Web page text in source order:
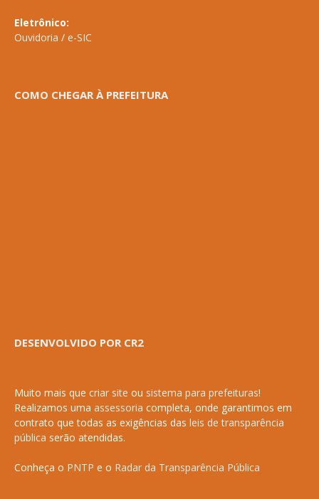
Eletrônico:
Ouvidoria / e-SIC
COMO CHEGAR À PREFEITURA
DESENVOLVIDO POR CR2
Muito mais que criar site ou sistema para prefeituras!
Realizamos uma assessoria completa, onde garantimos em
contrato que todas as exigências das leis de transparência
pública serão atendidas.
Conheça o PNTP e o Radar da Transparência Pública